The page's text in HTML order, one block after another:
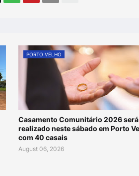
PORTO VELHO
Casamento Comunitário 2026 será
realizado neste sábado em Porto
com 40 casais
August 06, 2026